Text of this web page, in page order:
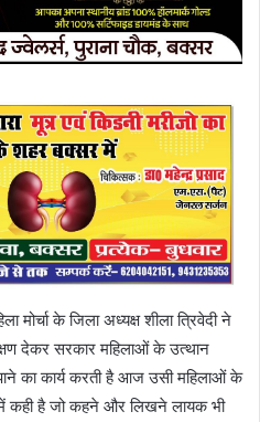
मोर्चा के जिला अध्यक्ष शीला त्रिवेदी ने
देकर सरकार महिलाओं के उत्थान
का कार्य करती है आज उसी महिलाओं के
में कही है जो कहने और लिखने लायक भी